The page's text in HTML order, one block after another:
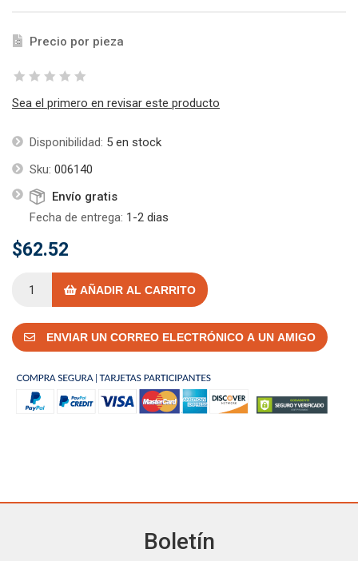
Precio por pieza
Sea el primero en revisar este producto
Disponibilidad: 5 en stock
Sku: 006140
Envío gratis
Fecha de entrega: 1-2 dias
$62.52
AÑADIR AL CARRITO
ENVIAR UN CORREO ELECTRÓNICO A UN AMIGO
Boletín